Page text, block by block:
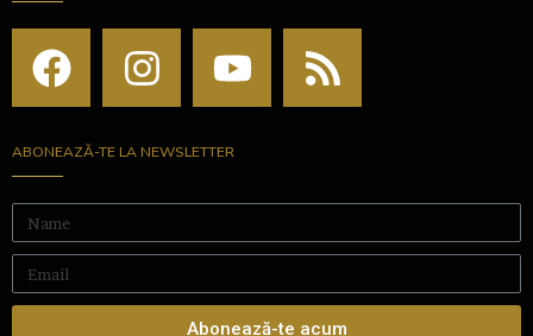
ABONEAZĂ-TE LA NEWSLETTER
Abonează-te acum